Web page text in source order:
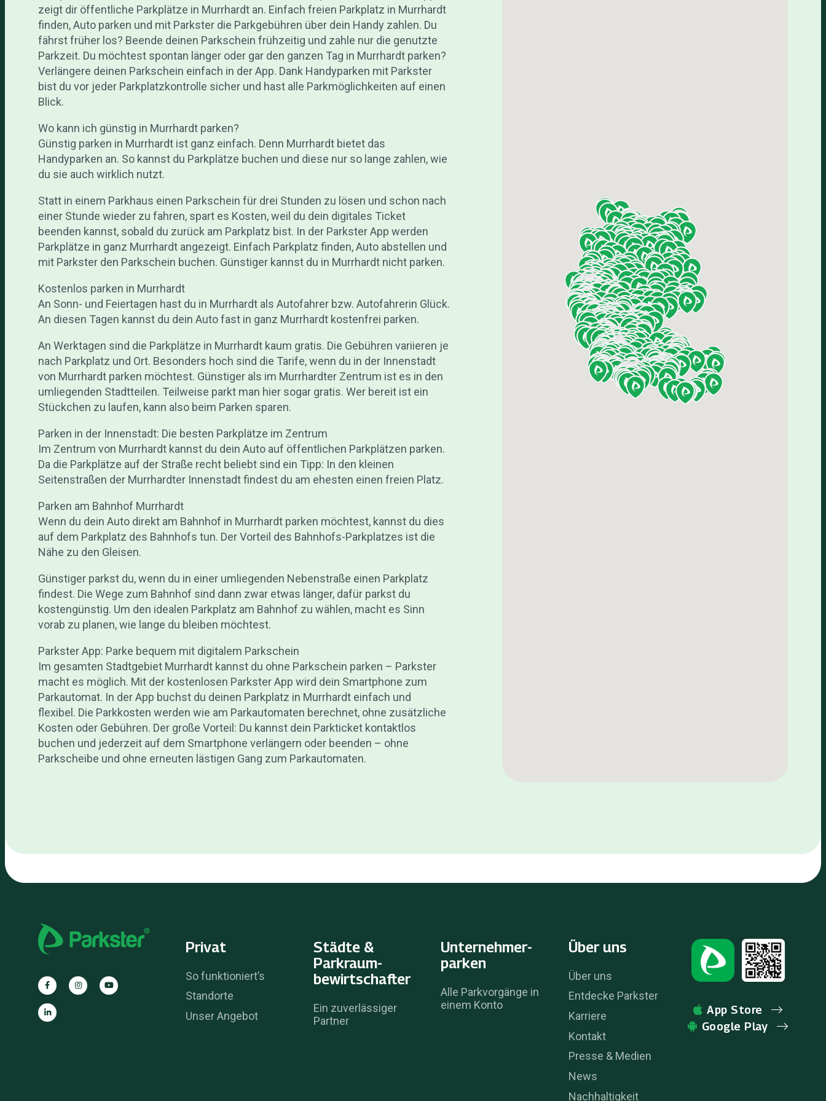
zeigt dir öffentliche Parkplätze in Murrhardt an. Einfach freien Parkplatz in Murrhardt
finden, Auto parken und mit Parkster die Parkgebühren über dein Handy zahlen. Du
fährst früher los? Beende deinen Parkschein frühzeitig und zahle nur die genutzte
Parkzeit. Du möchtest spontan länger oder gar den ganzen Tag in Murrhardt parken?
Verlängere deinen Parkschein einfach in der App. Dank Handyparken mit Parkster
bist du vor jeder Parkplatzkontrolle sicher und hast alle Parkmöglichkeiten auf einen
Blick.
Wo kann ich günstig in Murrhardt parken?
Günstig parken in Murrhardt ist ganz einfach. Denn Murrhardt bietet das
Handyparken an. So kannst du Parkplätze buchen und diese nur so lange zahlen, wie
du sie auch wirklich nutzt.
Statt in einem Parkhaus einen Parkschein für drei Stunden zu lösen und schon nach
einer Stunde wieder zu fahren, spart es Kosten, weil du dein digitales Ticket
beenden kannst, sobald du zurück am Parkplatz bist. In der Parkster App werden
Parkplätze in ganz Murrhardt angezeigt. Einfach Parkplatz finden, Auto abstellen und
mit Parkster den Parkschein buchen. Günstiger kannst du in Murrhardt nicht parken.
Kostenlos parken in Murrhardt
An Sonn- und Feiertagen hast du in Murrhardt als Autofahrer bzw. Autofahrerin Glück.
An diesen Tagen kannst du dein Auto fast in ganz Murrhardt kostenfrei parken.
An Werktagen sind die Parkplätze in Murrhardt kaum gratis. Die Gebühren variieren je
nach Parkplatz und Ort. Besonders hoch sind die Tarife, wenn du in der Innenstadt
von Murrhardt parken möchtest. Günstiger als im Murrhardter Zentrum ist es in den
umliegenden Stadtteilen. Teilweise parkt man hier sogar gratis. Wer bereit ist ein
Stückchen zu laufen, kann also beim Parken sparen.
Parken in der Innenstadt: Die besten Parkplätze im Zentrum
Im Zentrum von Murrhardt kannst du dein Auto auf öffentlichen Parkplätzen parken.
Da die Parkplätze auf der Straße recht beliebt sind ein Tipp: In den kleinen
Seitenstraßen der Murrhardter Innenstadt findest du am ehesten einen freien Platz.
Parken am Bahnhof Murrhardt
Wenn du dein Auto direkt am Bahnhof in Murrhardt parken möchtest, kannst du dies
auf dem Parkplatz des Bahnhofs tun. Der Vorteil des Bahnhofs-Parkplatzes ist die
Nähe zu den Gleisen.
Günstiger parkst du, wenn du in einer umliegenden Nebenstraße einen Parkplatz
findest. Die Wege zum Bahnhof sind dann zwar etwas länger, dafür parkst du
kostengünstig. Um den idealen Parkplatz am Bahnhof zu wählen, macht es Sinn
vorab zu planen, wie lange du bleiben möchtest.
Parkster App: Parke bequem mit digitalem Parkschein
Im gesamten Stadtgebiet Murrhardt kannst du ohne Parkschein parken – Parkster
macht es möglich. Mit der kostenlosen Parkster App wird dein Smartphone zum
Parkautomat. In der App buchst du deinen Parkplatz in Murrhardt einfach und
flexibel. Die Parkkosten werden wie am Parkautomaten berechnet, ohne zusätzliche
Kosten oder Gebühren. Der große Vorteil: Du kannst dein Parkticket kontaktlos
buchen und jederzeit auf dem Smartphone verlängern oder beenden – ohne
Parkscheibe und ohne erneuten lästigen Gang zum Parkautomaten.
Privat
So funktioniert’s
Standorte
Unser Angebot
Städte &
Parkraum­
bewirtschafter
Ein zuverlässiger
Partner
Unternehmer­
parken
Alle Parkvorgänge in
einem Konto
Über uns
Über uns
Entdecke Parkster
Karriere
Kontakt
Presse & Medien
News
Nachhaltigkeit
App Store
Google Play